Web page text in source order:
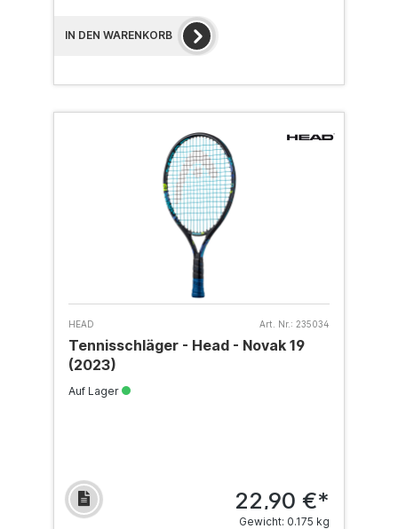
IN DEN WARENKORB
HEAD Art. Nr.: 235034
Tennisschläger - Head - Novak 19
(2023)
Auf Lager
22,90 €*
Gewicht: 0.175 kg